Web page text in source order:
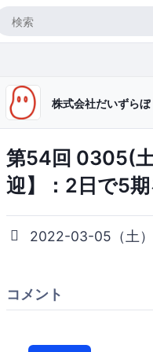
株式会社だいずらぼ
第54回 0305(
迎】：2日で5
2022-03-05（土
コメント